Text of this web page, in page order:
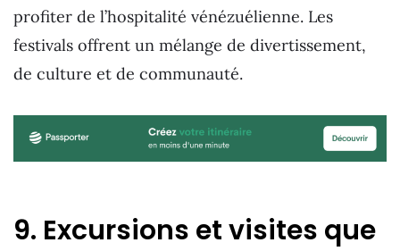
profiter de l’hospitalité vénézuélienne. Les
festivals offrent un mélange de divertissement,
de culture et de communauté.
9. Excursions et visites que